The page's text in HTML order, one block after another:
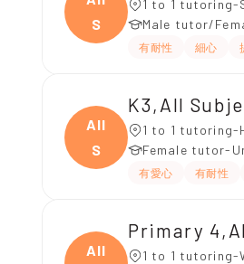
S
1 to 1 tutoring-
Male tutor/
有耐性 細心
All
S
K3,All
1 to 1 tutoring-
Female tutor-
有愛心 有耐性
All
Primary
1 to 1 tutoring-